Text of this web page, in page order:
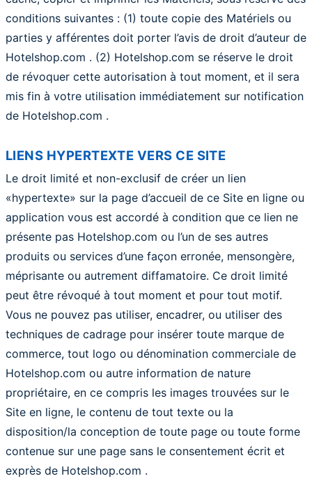
conditions suivantes : (1) toute copie des Matériels ou
parties y afférentes doit porter l’avis de droit d’auteur de
Hotelshop.com . (2) Hotelshop.com se réserve le droit
de révoquer cette autorisation à tout moment, et il sera
mis fin à votre utilisation immédiatement sur notification
de Hotelshop.com .
LIENS HYPERTEXTE VERS CE SITE
Le droit limité et non-exclusif de créer un lien
«hypertexte» sur la page d’accueil de ce Site en ligne ou
application vous est accordé à condition que ce lien ne
présente pas Hotelshop.com ou l’un de ses autres
produits ou services d’une façon erronée, mensongère,
méprisante ou autrement diffamatoire. Ce droit limité
peut être révoqué à tout moment et pour tout motif.
Vous ne pouvez pas utiliser, encadrer, ou utiliser des
techniques de cadrage pour insérer toute marque de
commerce, tout logo ou dénomination commerciale de
Hotelshop.com ou autre information de nature
propriétaire, en ce compris les images trouvées sur le
Site en ligne, le contenu de tout texte ou la
disposition/la conception de toute page ou toute forme
contenue sur une page sans le consentement écrit et
exprès de Hotelshop.com .